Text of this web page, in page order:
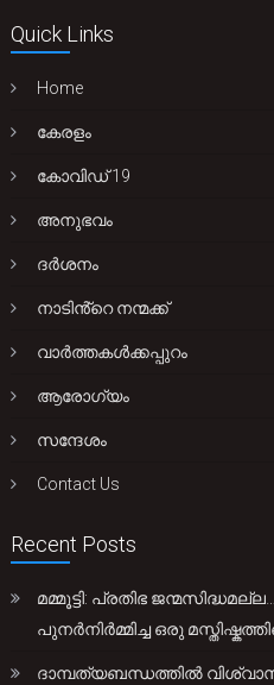
Quick Links
Home
കേരളം
കോവിഡ് 19
അനുഭവം
ദർശനം
നാടിൻ്റെ നന്മക്ക്
വാർത്തകൾക്കപ്പുറം
ആരോഗ്യം
സന്ദേശം
Contact Us
Recent Posts
മമ്മൂട്ടി: പ്രതിഭ
പുനർനിർമ്മിച്ച ഒരു
ദാമ്പത്യബന്ധത്തിൽ